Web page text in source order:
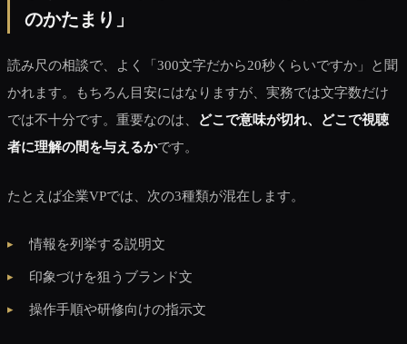
のかたまり」
読み尺の相談で、よく「300文字だから20秒くらいですか」と聞
かれます。もちろん目安にはなりますが、実務では文字数だけ
では不十分です。重要なのは、
どこで意味が切れ、どこで視聴
者に理解の間を与えるかです。
たとえば企業VPでは、次の3種類が混在します。
情報を列挙する説明文
印象づけを狙うブランド文
操作手順や研修向けの指示文